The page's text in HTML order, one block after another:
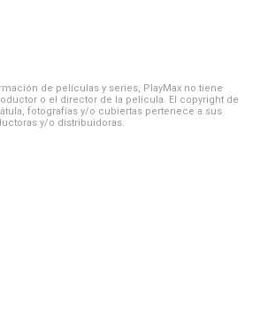
de películas y series, PlayMax no tiene
o el director de la película. El copyright de
fotografías y/o cubiertas pertenece a sus
y/o distribuidoras.